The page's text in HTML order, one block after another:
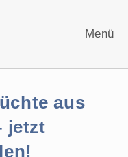
Menü
aus
jetzt